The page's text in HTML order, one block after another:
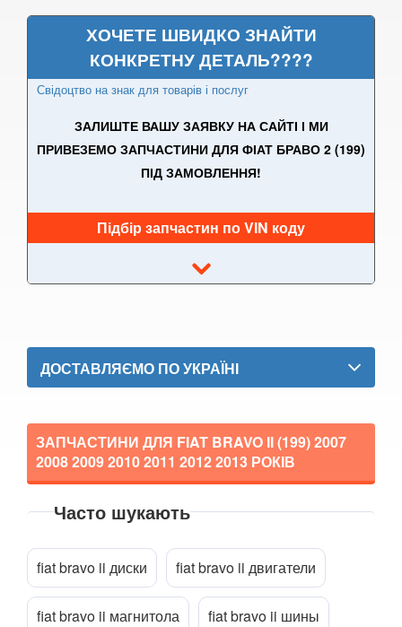
Linea (323)
Palio I 3G/4G (178DX, 178BX)
Panda II (169A)
Panda III (319)
Punto II (188)
Grande Punto (199)
Qubo (255)
Scudo II (270)
Stilo (192)
Strada (178E)
Ulysse II (179AX)
FORD
ХОЧЕТЕ ШВИДКО ЗНАЙТИ
КОНКРЕТНУ ДЕТАЛЬ????
Свідоцтво на знак для товарів і послуг
ЗАЛИШТЕ ВАШУ ЗАЯВКУ НА САЙТІ І МИ
ПРИВЕЗЕМО ЗАПЧАСТИНИ ДЛЯ ФІАТ БРАВО 2 (199)
ПІД ЗАМОВЛЕННЯ!
Підбір запчастин по VIN коду
attach_fileПрикріпити файл
ДОСТАВЛЯЄМО ПО УКРАЇНІ
ЗАПЧАСТИНИ ДЛЯ FIAT BRAVO II (199)2007
2008 2009 2010 2011 2012 2013 РОКІВ
Часто шукають
fiat bravo ii диски fiat bravo ii двигатели
fiat bravo ii магнитола fiat bravo ii шины